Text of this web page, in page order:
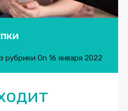
рубрики On 16 января 2022